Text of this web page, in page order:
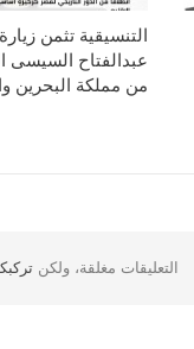
التنسيقية تثمن
عبدالفتاح السيسى
من مملكة البحرين
التعليقات مغلقة، ولكن